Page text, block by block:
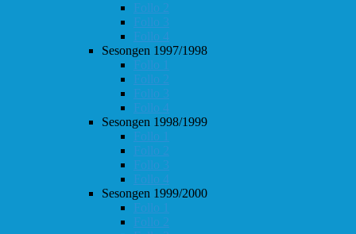
Follo 2
Follo 3
Follo 4
Sesongen 1997/1998
Follo 1
Follo 2
Follo 3
Follo 4
Sesongen 1998/1999
Follo 1
Follo 2
Follo 3
Follo 4
Sesongen 1999/2000
Follo 1
Follo 2